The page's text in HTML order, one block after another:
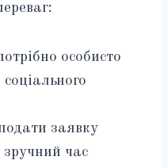
особисто
заявку
час